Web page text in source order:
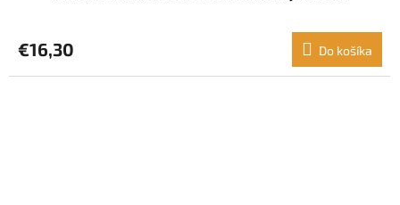
€16,30 Do košíka